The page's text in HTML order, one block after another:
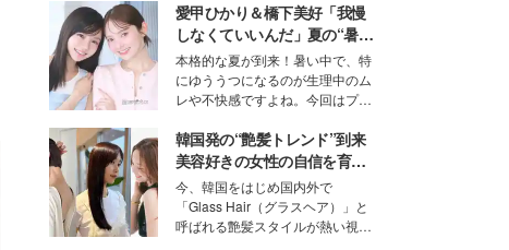
な美容の常識を大きく変える可能
性を秘めた、革新的な「Water
Capturing Skin（ウォーターキャ
プチャリングスキン：捕水肌）」
技術を、花王が構築した。
愛甲ひかり＆橋下美好「我慢
しなくていいんだ」夏の“暑さ
対策”の新しい選択肢とは？
本格的な夏が到来！暑い中で、特
にゆううつになるのが生理中のム
レや不快感ですよね。今回はプラ
モデル・愛甲ひかりさんと橋下美
好さんを迎えて本音で女子会トー
ク。猛暑のお出かけを快適に過ご
すヒントや、2人が感動した夏の
生理の新常識にも迫りました。
韓国発の“艶髪トレンド”到来
美容好きの女性の自信を育む
「ヘアケア事情」って？
今、韓国をはじめ国内外で
「Glass Hair（グラスヘア）」と
呼ばれる艶髪スタイルが熱い視線